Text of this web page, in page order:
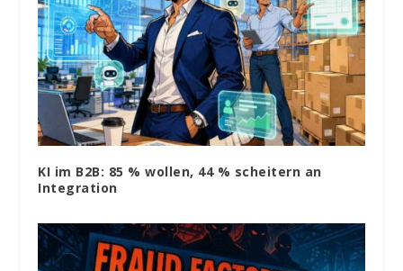
KI im B2B: 85 % wollen, 44 % scheitern an
Integration